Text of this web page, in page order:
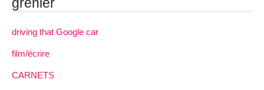
driving that Google car
film/écrire
CARNETS